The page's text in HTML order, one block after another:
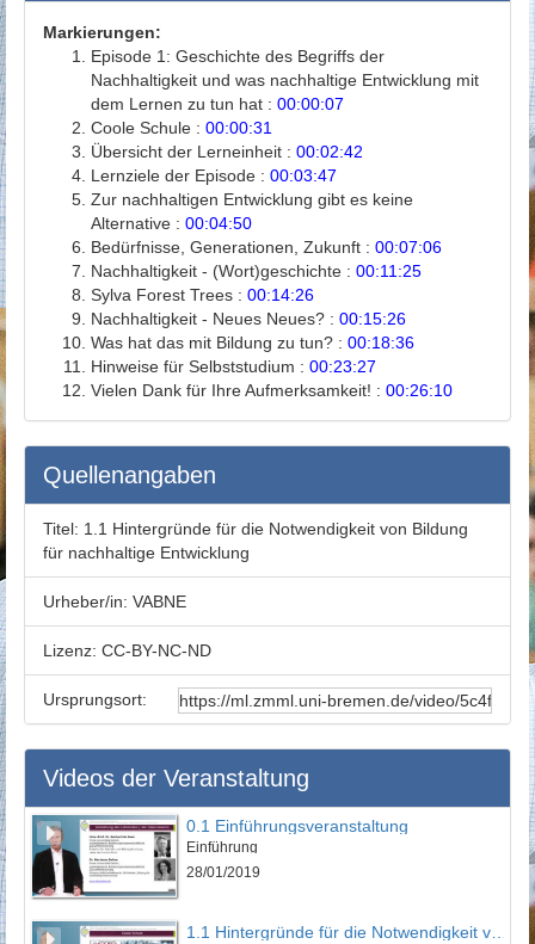
Markierungen:
Episode 1: Geschichte des Begriffs der
Nachhaltigkeit und was nachhaltige Entwicklung mit
dem Lernen zu tun hat : 00:00:07
Coole Schule : 00:00:31
Übersicht der Lerneinheit : 00:02:42
Lernziele der Episode : 00:03:47
Zur nachhaltigen Entwicklung gibt es keine
Alternative : 00:04:50
Bedürfnisse, Generationen, Zukunft : 00:07:06
Nachhaltigkeit - (Wort)geschichte : 00:11:25
Sylva Forest Trees : 00:14:26
Nachhaltigkeit - Neues Neues? : 00:15:26
Was hat das mit Bildung zu tun? : 00:18:36
Hinweise für Selbststudium : 00:23:27
Vielen Dank für Ihre Aufmerksamkeit! : 00:26:10
Quellenangaben
Titel: 1.1 Hintergründe für die Notwendigkeit von Bildung
für nachhaltige Entwicklung
Urheber/in: VABNE
Lizenz: CC-BY-NC-ND
Ursprungsort:
Videos der Veranstaltung
0.1 Einführungsveranstaltung
Einführung
28/01/2019
1.1 Hintergründe für die Notwendigkeit von Bildung für nachhaltige Entwicklung